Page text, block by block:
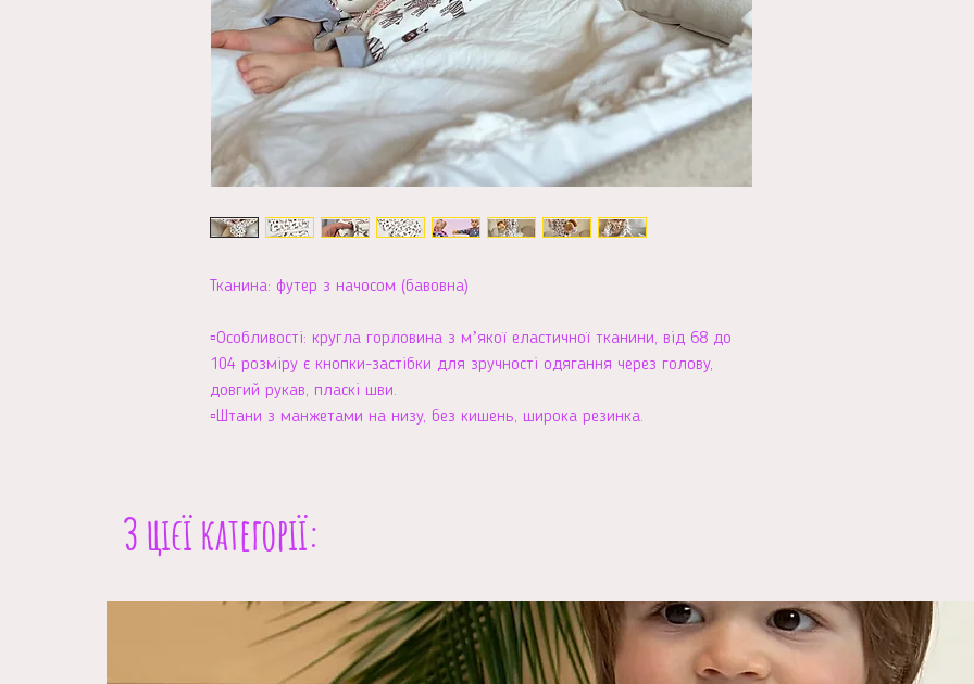
Тканина: футер з начосом (бавовна)
▫️Особливості: кругла горловина з мʼякої еластичної тканини, від 68 до
104 розміру є кнопки-застібки для зручності одягання через голову,
довгий рукав, пласкі шви.
▫️Штани з манжетами на низу, без кишень, широка резинка.
З цієї категорії: